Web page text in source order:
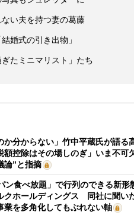
い夫を持つ妻の葛藤
婚式の引き出物」
たミニマリスト」たち
か分からない」竹中平蔵氏が語る
控除はその場しのぎ」いま不可
論”と指摘
ン食べ放題」で行列のできる新形
クホールディングス 同社に聞い
業を多角化してもぶれない軸